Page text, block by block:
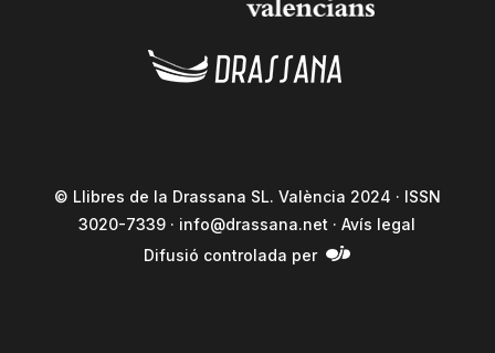
© Llibres de la Drassana SL. València 2024 · ISSN
3020-7339 · info@drassana.net ·Avís legal
Difusió controlada per